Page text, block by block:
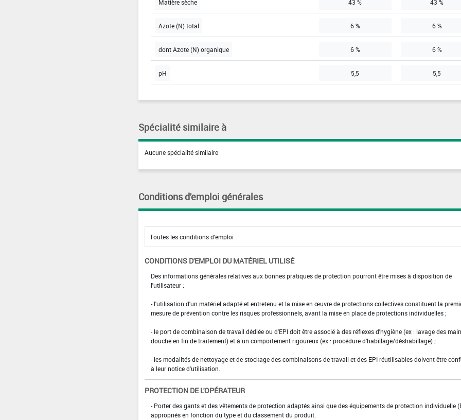
Matière sèche 43 % 43 %
Azote (N) total 6 % 6 %
dont Azote (N) organique 6 % 6 %
pH 5,5 5,5
Spécialité similaire à
Aucune spécialité similaire
Conditions d'emploi générales
CONDITIONS D'EMPLOI DU MATÉRIEL UTILISÉ
Des informations générales relatives aux bonnes pratiques de protection pourront être mises à disposition de
l'utilisateur :
- l'utilisation d'un matériel adapté et entretenu et la mise en œuvre de protections collectives constituent la
mesure de prévention contre les risques professionnels, avant la mise en place de protections individuelles ;
- le port de combinaison de travail dédiée ou d'EPI doit être associé à des réflexes d'hygiène (ex : lavage des
douche en fin de traitement) et à un comportement rigoureux (ex : procédure d'habillage/déshabillage) ;
- les modalités de nettoyage et de stockage des combinaisons de travail et des EPI réutilisables doivent être
à leur notice d'utilisation.
PROTECTION DE L'OPÉRATEUR
- Porter des gants et des vêtements de protection adaptés ainsi que des équipements de protection individuelle
appropriés en fonction du type et du classement du produit.